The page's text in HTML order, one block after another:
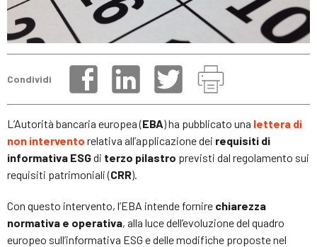
Condividi
L’Autorità bancaria europea (EBA) ha pubblicato una lettera di
non intervento relativa all’applicazione dei requisiti di
informativa ESGdi terzo pilastro previsti dal regolamento sui
requisiti patrimoniali (CRR).
Con questo intervento, l’EBA intende fornire chiarezza
normativa e operativa, alla luce dell’evoluzione del quadro
europeo sull’informativa ESG e delle modifiche proposte nel